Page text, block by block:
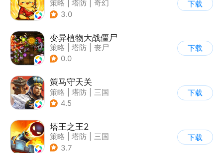
策略 塔防
奇幻
| Q版
3.0
下载
变异植物大战僵尸
策略 塔防
丧尸
| 卡通
0.0
下载
策马守天关
策略 塔防
三国
| 写实
4.5
下载
塔王之王2
策略 塔防
三国
| 中国风
3.7
下载